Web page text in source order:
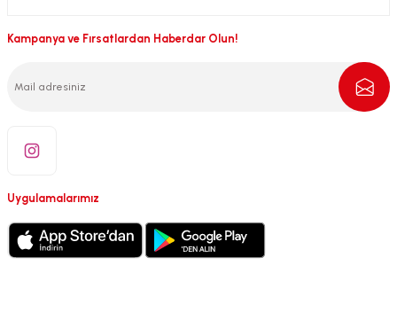
Kampanya ve Fırsatlardan Haberdar Olun!
Uygulamalarımız